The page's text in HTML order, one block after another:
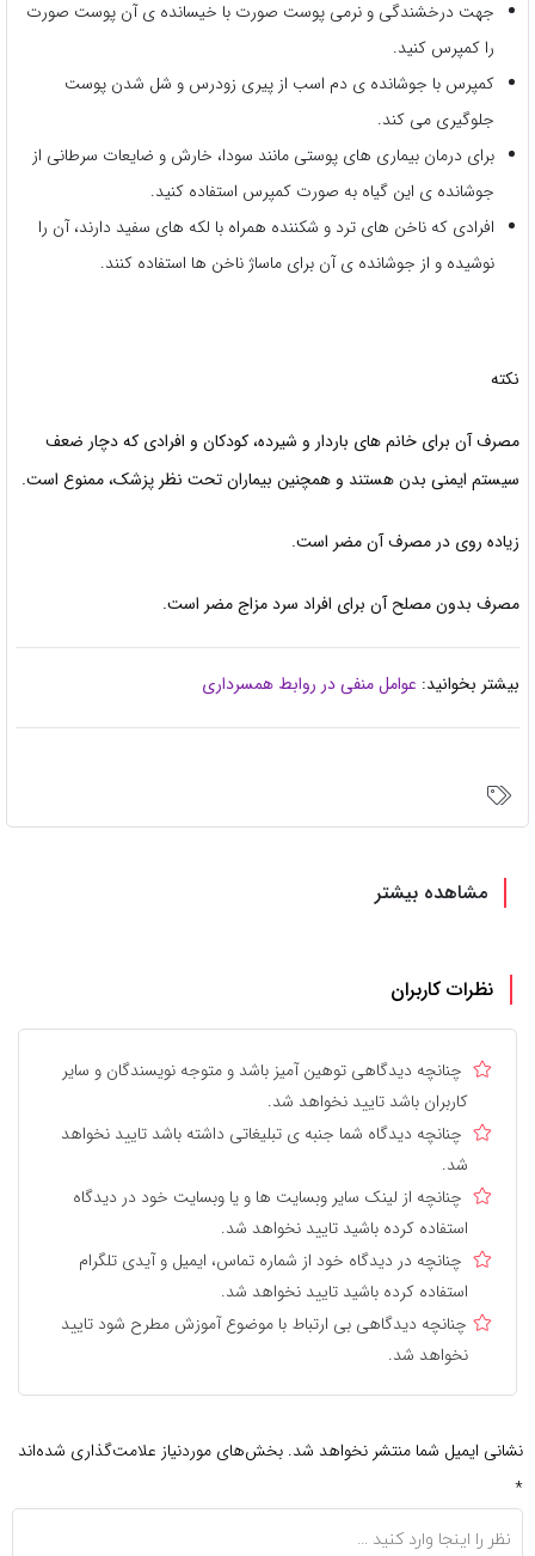
جهت درخشندگی و نرمی پوست صورت با خیسانده ی آن پوست صورت
را کمپرس کنید.
کمپرس با جوشانده ی دم اسب از پیری زودرس و شل شدن پوست
جلوگیری می کند.
برای درمان بیماری های پوستی مانند سودا، خارش و ضایعات سرطانی از
جوشانده ی این گیاه به صورت کمپرس استفاده کنید.
افرادی که ناخن های ترد و شکننده همراه با لکه های سفید دارند، آن را
نوشیده و از جوشانده ی آن برای ماساژ ناخن ها استفاده کنند.
نکته
مصرف آن برای خانم های باردار و شیرده، کودکان و افرادی که دچار ضعف
سیستم ایمنی بدن هستند و همچنین بیماران تحت نظر پزشک، ممنوع است.
زیاده روی در مصرف آن مضر است.
مصرف بدون مصلح آن برای افراد سرد مزاج مضر است.
بیشتر بخوانید: عوامل منفی در روابط همسرداری
مشاهده بیشتر
نظرات کاربران
چنانچه دیدگاهی توهین آمیز باشد و متوجه نویسندگان و سایر
کاربران باشد تایید نخواهد شد.
چنانچه دیدگاه شما جنبه ی تبلیغاتی داشته باشد تایید نخواهد
شد.
چنانچه از لینک سایر وبسایت ها و یا وبسایت خود در دیدگاه
استفاده کرده باشید تایید نخواهد شد.
چنانچه در دیدگاه خود از شماره تماس، ایمیل و آیدی تلگرام
استفاده کرده باشید تایید نخواهد شد.
چنانچه دیدگاهی بی ارتباط با موضوع آموزش مطرح شود تایید
نخواهد شد.
نشانی ایمیل شما منتشر نخواهد شد. بخش‌های موردنیاز علامت‌گذاری شده‌اند
*